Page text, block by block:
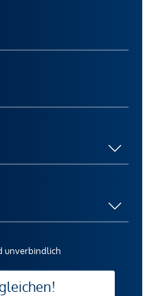
unverbindlich